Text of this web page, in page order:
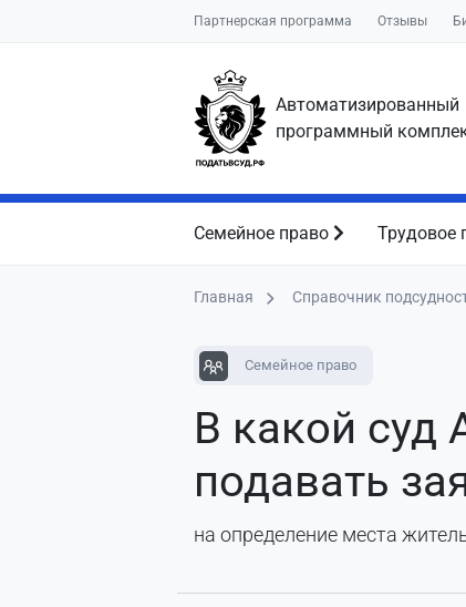
Партнерская программа Отзывы
Автоматизированный
программный
Семейное право Трудовое
Главная Справочник
Семейное право
В какой суд
подавать
на определение места